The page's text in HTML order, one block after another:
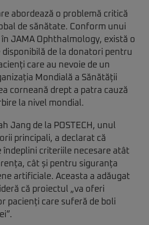
abordează o problemă critică
de sănătate. Conform unui
JAMA Ophthalmology, există o
disponibilă de la donatori pentru
care au nevoie de un
Mondială a Sănătății
corneană drept a patra cauză
la nivel mondial.
Jang de la POSTECH, unul
principali, a declarat că
îndeplini criteriile necesare atât
cât și pentru siguranța
artificiale. Aceasta a adăugat
că proiectul „va oferi
pacienți care suferă de boli